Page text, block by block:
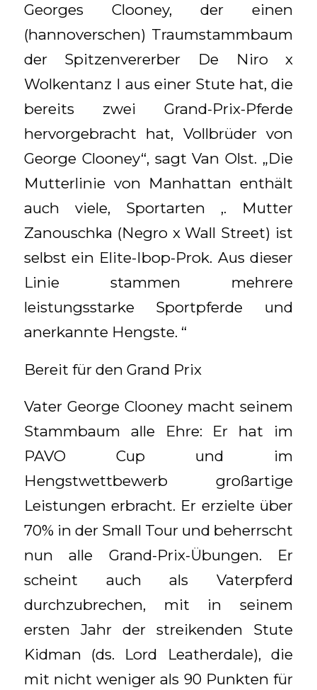
Georges Clooney, der einen
(hannoverschen) Traumstammbaum
der Spitzenvererber De Niro x
Wolkentanz I aus einer Stute hat, die
bereits zwei Grand-Prix-Pferde
hervorgebracht hat, Vollbrüder von
George Clooney“, sagt Van Olst. „Die
Mutterlinie von Manhattan enthält
auch viele‚ Sportarten ‚. Mutter
Zanouschka (Negro x Wall Street) ist
selbst ein Elite-Ibop-Prok. Aus dieser
Linie stammen mehrere
leistungsstarke Sportpferde und
anerkannte Hengste. “
Bereit für den Grand Prix
Vater George Clooney macht seinem
Stammbaum alle Ehre: Er hat im
PAVO Cup und im
Hengstwettbewerb großartige
Leistungen erbracht. Er erzielte über
70% in der Small Tour und beherrscht
nun alle Grand-Prix-Übungen. Er
scheint auch als Vaterpferd
durchzubrechen, mit in seinem
ersten Jahr der streikenden Stute
Kidman (ds. Lord Leatherdale), die
mit nicht weniger als 90 Punkten für